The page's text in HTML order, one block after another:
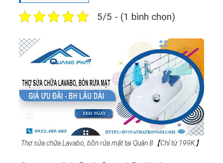
5/5 - (1 bình chọn)
Thợ sửa chữa Lavabo, bồn rửa mặt tại Quận 8【Chỉ từ 199K】